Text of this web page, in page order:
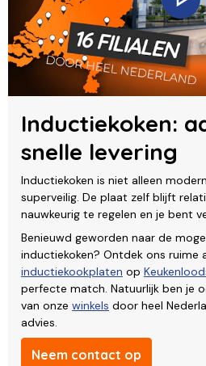
Inductiekoken:
snelle levering
Inductiekoken is niet alleen
superveilig. De plaat zelf blijft
nauwkeurig te regelen en je bent
Benieuwd geworden naar de
inductiekoken? Ontdek ons ruime
inductiekookplaten op
perfecte match. Natuurlijk ben je
van onze winkels door heel
advies.
Neem contact op